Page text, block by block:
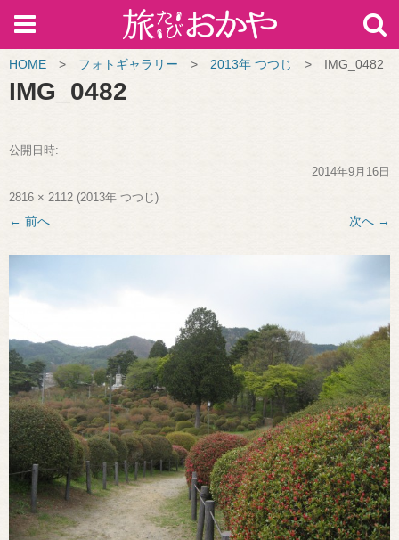
HOME > フォトギャラリー > 2013年 つつじ > IMG_0482
IMG_0482
公開日時:
2014年9月16日
2816 × 2112 (2013年 つつじ)
← 前へ 次へ →